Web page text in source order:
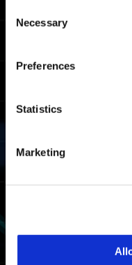
Selection
Necessary
Preferences
Statistics
Marketing
Concluir a
uma vez.
Classificação
Mestre